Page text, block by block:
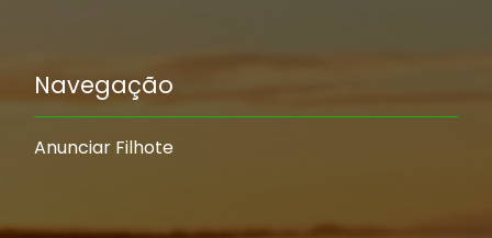
Navegação
Anunciar Filhote